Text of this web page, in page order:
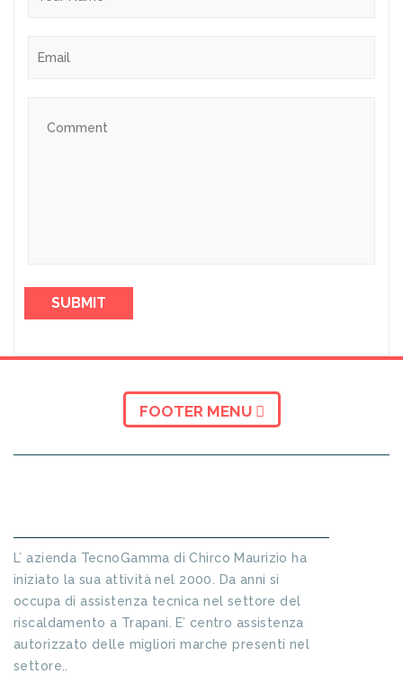
FOOTER MENU
L’ azienda TecnoGamma di Chirco Maurizio ha
iniziato la sua attività nel 2000. Da anni si
occupa di assistenza tecnica nel settore del
riscaldamento a Trapani. E’ centro assistenza
autorizzato delle migliori marche presenti nel
settore..